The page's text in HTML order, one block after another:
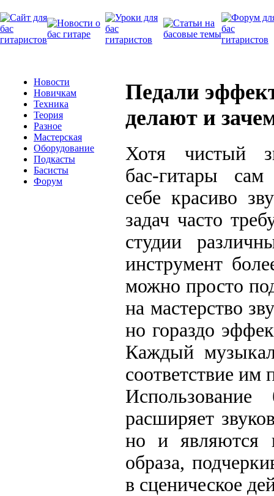
Новости
Новичкам
Техника
Теория
Разное
Мастерская
Оборудование
Подкасты
Басисты
Форум
Педали
делают и
Хотя чистый
бас-гитары
себе красиво
задач часто
студии
инструмент
можно просто
на мастерство
но гораздо
Каждый
соответствие им
расширяет
но и являются
образа,
в сценическое